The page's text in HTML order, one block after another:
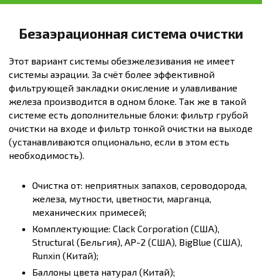
Безаэрационная система очистки
Этот вариант системы обезжелезивания не имеет
системы аэрации. За счёт более эффективной
фильтрующей закладки окисление и улавливание
железа производится в одном блоке. Так же в такой
системе есть дополнительные блоки: фильтр грубой
очистки на входе и фильтр тонкой очистки на выходе
(устанавливаются опционально, если в этом есть
необходимость).
Очистка от: неприятных запахов, сероводорода,
железа, мутности, цветности, марганца,
механических примесей;
Комплектующие: Clack Corporation (США),
Structural (Бельгия), AP-2 (США), BigBlue (США),
Runxin (Китай);
Баллоны цвета натурал (Китай);